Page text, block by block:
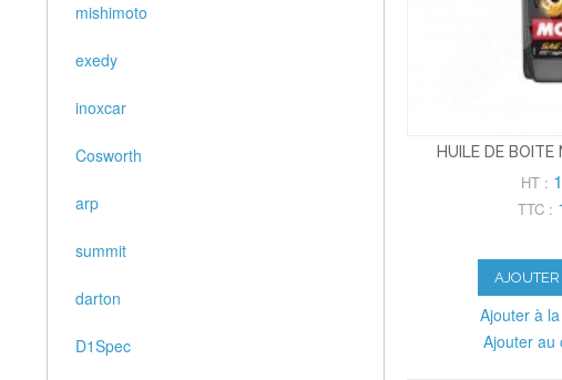
HUILE DE
HT :
TTC :
Ajouter à
Ajouter au
mishimoto
exedy
inoxcar
Cosworth
arp
summit
darton
D1Spec